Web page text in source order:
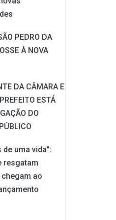
PEDRO DA
À NOVA
DA CÂMARA E
ESTÁ
DO
uma vida”:
resgatam
ao